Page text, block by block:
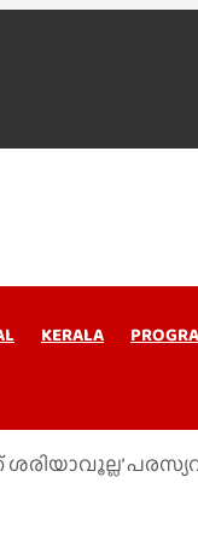
KERALA